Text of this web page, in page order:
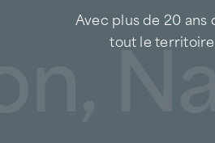
Avec plus de 20 ans
tout le